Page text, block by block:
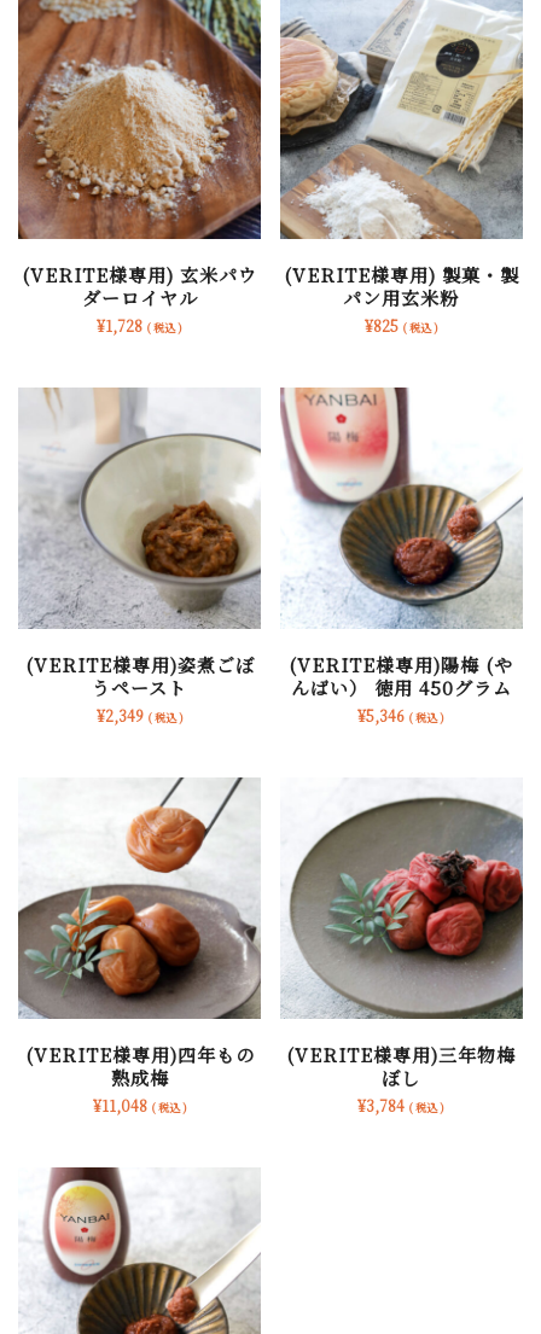
(VERITE様専用) 玄米パウ
ダーロイヤル
¥1,728 ( 税込 )
(VERITE様専用) 製菓・製
パン用玄米粉
¥825 ( 税込 )
(VERITE様専用)姿煮ごぼ
うペースト
¥2,349 ( 税込 )
(VERITE様専用)陽梅 (や
んばい） 徳用 450グラム
¥5,346 ( 税込 )
(VERITE様専用)四年もの
熟成梅
¥11,048 ( 税込 )
(VERITE様専用)三年物梅
ぼし
¥3,784 ( 税込 )